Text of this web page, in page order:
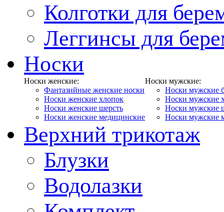
Колготки для
Леггинсы для
Носки
Носки женские:
Фантазийные женские носки
Носки женские хлопок
Носки женские шерсть
Носки женские медицинские
Носки мужские:
Носки мужские
Носки мужские
Носки мужские
Носки мужские
Верхний трикотаж
Блузки
Водолазки